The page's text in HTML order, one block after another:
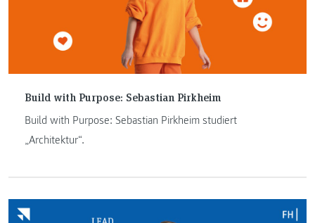
Build with Purpose: Sebastian Pirkheim
Build with Purpose: Sebastian Pirkheim studiert
„Architektur“.